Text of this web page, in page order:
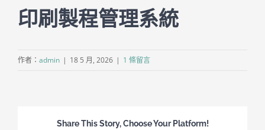
印刷製程管理系統
作者： admin | 18 5 月, 2026 | 1 條留言
Share This Story, Choose Your Platform!